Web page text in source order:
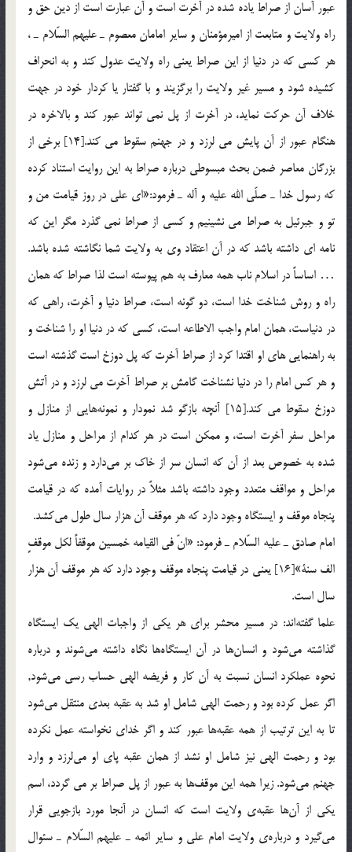
عبور آسان از صراط ياده شده در آخرت است و آن عبارت است از دين حق و
راه ولايت و متابعت از اميرمؤمنان و ساير امامان معصوم ـ عليهم السّلام ـ ،
هر كسي كه در دنيا از اين صراط يعني راه ولايت عدول كند و به انحراف
كشيده شود و مسير غير ولايت را برگزيند و با گفتار يا كردار خود در جهت
خلاف آن حركت نمايد، در آخرت از پل نمي تواند عبور كند و بالاخره در
هنگام عبور از آن پايش مي لرزد و در جهنم سقوط مي كند.[14] برخي از
بزرگان معاصر ضمن بحث مبسوطي درباره صراط به اين روايت استناد كرده
كه رسول خدا ـ صلّي الله عليه و آله ـ فرمود:«اي علي در روز قيامت من و
تو و جبرئيل به صراط مي نشينيم و كسي از صراط نمي گذرد مگر اين كه
نامه اي داشته باشد كه در آن اعتقاد وي به ولايت شما نگاشته شده باشد.
… اساساً در اسلام ناب همه معارف به هم پيوسته است لذا صراط كه همان
راه و روش شناخت خدا است، دو گونه است، صراط دنيا و آخرت، راهي كه
در دنياست، همان امام واجب الاطاعه است، كسي كه در دنيا او را شناخت و
به راهنمايي هاي او اقتدا كرد از صراط آخرت كه پل دوزخ است گذشته است
و هر كس امام را در دنيا نشناخت گامش بر صراط آخرت مي لرزد و در آتش
دوزخ سقوط مي كند.[15] آنچه بازگو شد نمودار و نمونه‌هايي از منازل و
مراحل سفر آخرت است، و ممكن است در هر كدام از مراحل و منازل ياد
شده به خصوص بعد از آن كه انسان سر از خاك بر مي‌دارد و زنده مي‌شود
مراحل و مواقف‌ متعدد وجود داشته باشد مثلاً در روايات آمده كه در قيامت
پنجاه موقف و ايستگاه وجود دارد كه هر موقف آن هزار سال طول مي‌كشد.
امام صادق ـ عليه السّلام ـ فرمود: «انّ في القيامه خمسين موقفاً لكل موقفٍ
الف سنة»[16] يعني در قيامت پنجاه موقف وجود دارد كه هر موقف آن هزار
سال است.
علما گفته‌اند: در مسير محشر براي هر يكي از واجبات الهي يك ايستگاه
گذاشته مي‌شود و انسان‌ها در آن ايستگاه‌ها نگاه داشته مي‌شوند و درباره
نحوه‌ عملكرد انسان نسبت به آن كار و فريضه الهي حساب‌ رسي مي‌شود,
اگر عمل كرده بود و رحمت الهي شامل او شد به عقبه بعدي منتقل مي‌شود
تا به اين ترتيب از همه عقبه‌ها عبور كند و اگر خداي نخواسته عمل نكرده
بود و رحمت الهي نيز شامل او نشد از همان عقبه پاي او مي‌لرزد و وارد
جهنم مي‌شود. زيرا همه اين موقف‌ها به عبور از پل صراط بر مي گردد، اسم
يكي از آن‌ها عقبه‌ي ولايت است كه انسان در آنجا مورد بازجويي قرار
مي‌گيرد و درباره‌ي ولايت امام علي و ساير ائمه ـ عليهم السّلام ـ سئوال